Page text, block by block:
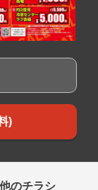
)
のチラシ